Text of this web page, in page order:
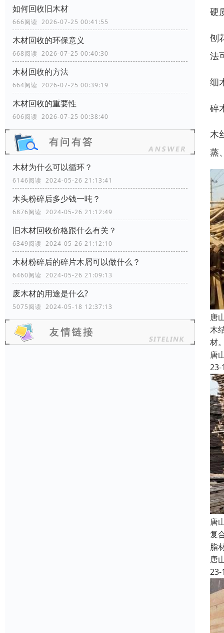
如何回收旧木材
666阅读 2026-07-25 00:41:55
木材回收的环保意义
668阅读 2026-07-25 00:40:30
木材回收的方法
664阅读 2026-07-25 00:39:19
木材回收的重要性
606阅读 2026-07-25 00:38:40
木材为什么可以循环？
6146阅读 2024-05-26 21:13:41
木头粉碎后多少钱一吨？
6876阅读 2024-05-26 21:12:49
旧木材回收价格跟什么有关？
6349阅读 2024-05-26 21:12:10
木材粉碎后的碎片木屑可以做什么？
6460阅读 2024-05-26 21:09:13
废木材的用途是什么?
5075阅读 2024-05-18 12:37:13
硬
刨
法
细
碎
木
蒸
唐
木
材
唐
23-
唐
复
脂
唐
23-